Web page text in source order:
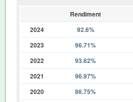
Rendiment
2024
92.6%
2023
96.71%
2022
93.62%
2021
96.97%
2020
86.75%